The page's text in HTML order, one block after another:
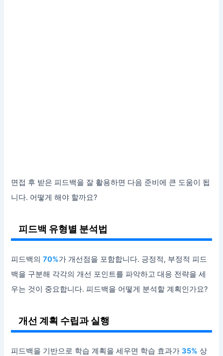
면접 후 받은 피드백을 잘 활용하면 다음 준비에 큰 도움이 됩
니다. 어떻게 해야 할까요?
피드백 유형별 분석법
피드백의70%가 개선점을 포함합니다. 긍정적, 부정적 피드
백을 구분해 각각의 개선 포인트를 파악하고 대응 전략을 세
우는 것이 중요합니다. 피드백을 어떻게 분석할 계획인가요?
개선 계획 수립과 실행
피드백을 기반으로 학습 계획을 세우면 학습 효과가35% 상